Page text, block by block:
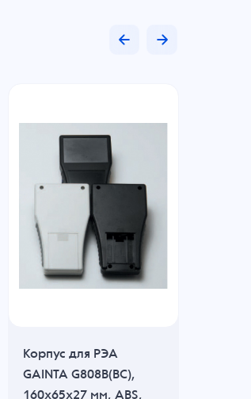
Корпус для РЭА
GAINTA G808B(BC),
160x65x27 мм, ABS,